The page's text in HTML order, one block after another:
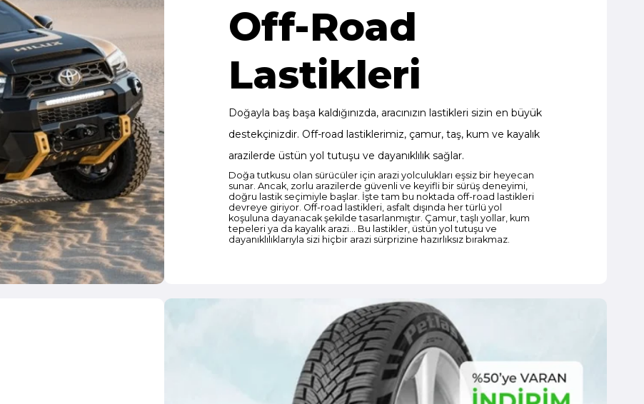
Off-Road
Lastikleri
Doğayla baş başa kaldığınızda, aracınızın lastikleri sizin en büyük
destekçinizdir. Off-road lastiklerimiz, çamur, taş, kum ve kayalık
arazilerde üstün yol tutuşu ve dayanıklılık sağlar.
Doğa tutkusu olan sürücüler için arazi yolculukları eşsiz bir heyecan
sunar. Ancak, zorlu arazilerde güvenli ve keyifli bir sürüş deneyimi,
doğru lastik seçimiyle başlar. İşte tam bu noktada off-road lastikleri
devreye giriyor. Off-road lastikleri, asfalt dışında her türlü yol
koşuluna dayanacak şekilde tasarlanmıştır. Çamur, taşlı yollar, kum
tepeleri ya da kayalık arazi… Bu lastikler, üstün yol tutuşu ve
dayanıklılıklarıyla sizi hiçbir arazi sürprizine hazırlıksız bırakmaz.